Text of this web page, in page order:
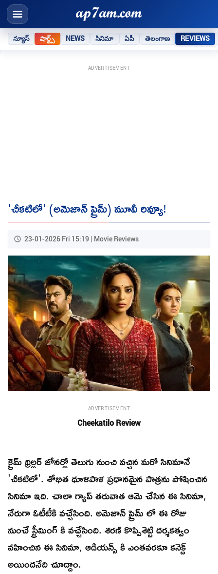
న్యూస్ షార్ట్స్ NEWS సినిమా ఏపీ తెలంగాణ REVIEWS
ADVERTISEMENT
'చీకటిలో' (అమెజాన్ ప్రైమ్) మూవీ రివ్యూ!
23-01-2026 Fri 15:19 | Movie Reviews
ADVERTISEMENT
Cheekatilo Review
క్రైమ్ థ్రిల్లర్ జోనర్లో తెలుగు నుంచి వచ్చిన మరో సినిమానే
'చీకటిలో'. శోభిత ధూళిపాళ ప్రధానమైన పాత్రను పోషించిన
సినిమా ఇది. చాలా గ్యాప్ తరువాత ఆమె చేసిన ఈ సినిమా,
నేరుగా ఓటీటీకి వచ్చేసింది. అమెజాన్ ప్రైమ్ లో ఈ రోజు
నుంచే స్ట్రీమింగ్ కి వచ్చేసింది. శరణ్ కొప్పిశెట్టి దర్శకత్వం
వహించిన ఈ సినిమా, ఆడియన్స్ కి ఎంతవరకూ కనెక్ట్
అయిందనేది చూద్దాం.